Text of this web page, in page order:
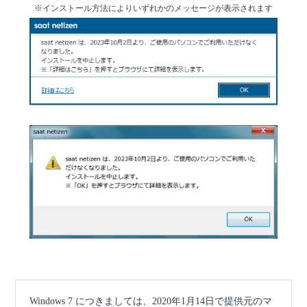
※インストール方法によりいずれかのメッセージが表示されます
Windows 7 につきましては、2020年1月14日で提供元のマ